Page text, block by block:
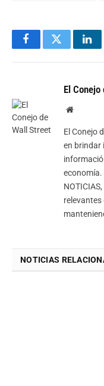
FacebookTwitter
El
Website
El Conejo
en brindar
economía.
relevantes
NOTICIAS